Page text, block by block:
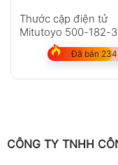
Thước cặp điện tử
Mitutoyo 500-182-
Đã bán 234
CÔNG TY TNHH